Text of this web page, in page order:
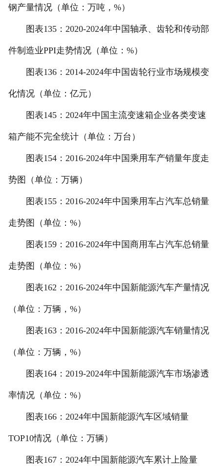
钢产量情况（单位：万吨，%）
图表135：2020-2024年中国轴承、齿轮和传动部
件制造业PPI走势情况（单位：%）
图表136：2014-2024年中国齿轮行业市场规模变
化情况（单位：亿元）
图表145：2024年中国主流变速箱企业各类变速
箱产能不完全统计（单位：万台）
图表154：2016-2024年中国乘用车产销量年度走
势图（单位：万辆）
图表155：2016-2024年中国乘用车占汽车总销量
走势图（单位：%）
图表159：2016-2024年中国商用车占汽车总销量
走势图（单位：%）
图表162：2016-2024年中国新能源汽车产量情况
（单位：万辆，%）
图表163：2016-2024年中国新能源汽车销量情况
（单位：万辆，%）
图表164：2019-2024年中国新能源汽车市场渗透
率情况（单位：%）
图表166：2024年中国新能源汽车区域销量
TOP10情况（单位：万辆）
图表167：2024年中国新能源汽车累计上险量